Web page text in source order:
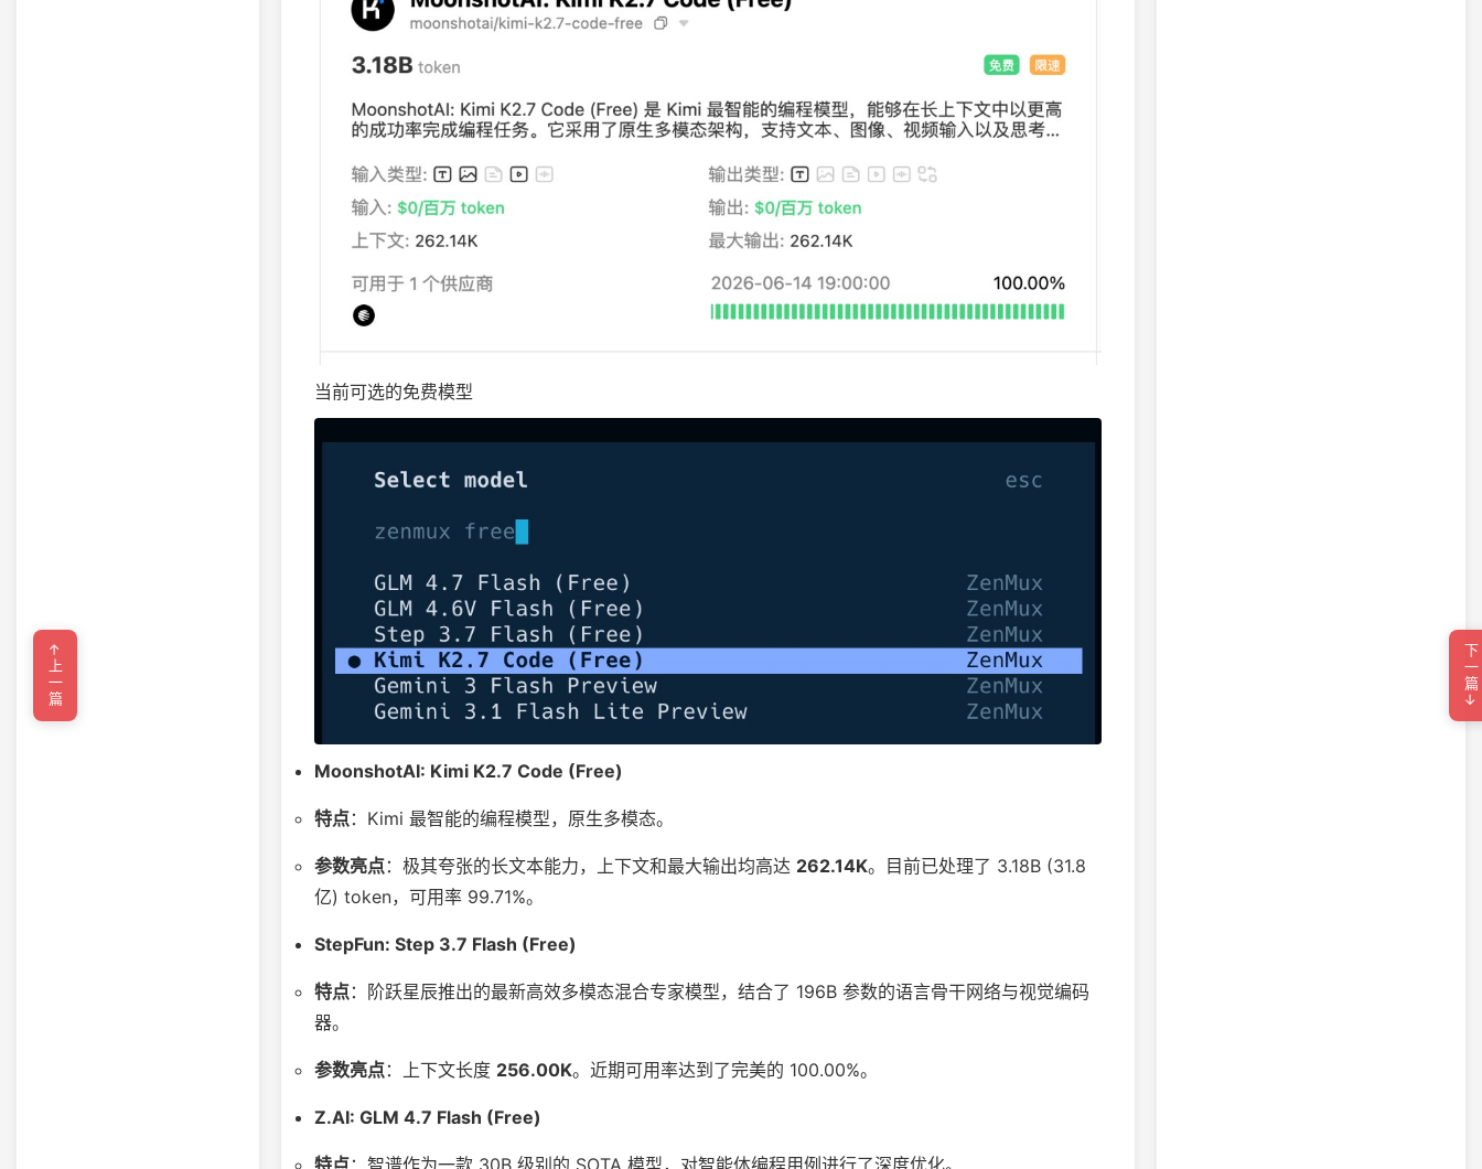
当前可选的免费模型
MoonshotAI: Kimi K2.7 Code (Free)
特点：Kimi 最智能的编程模型，原生多模态。
参数亮点：极其夸张的长文本能力，上下文和最大输出均高达 262.14K。目前已处理了 3.18B (31.8
亿) token，可用率 99.71%。
StepFun: Step 3.7 Flash (Free)
特点：阶跃星辰推出的最新高效多模态混合专家模型，结合了 196B 参数的语言骨干网络与视觉编码
器。
参数亮点：上下文长度 256.00K。近期可用率达到了完美的 100.00%。
Z.AI: GLM 4.7 Flash (Free)
←上一篇 下一篇→